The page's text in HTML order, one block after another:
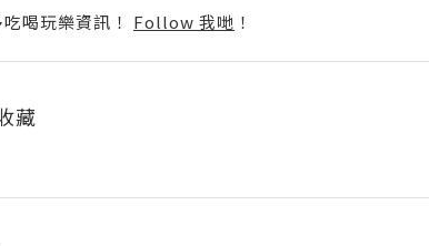
喝玩樂資訊！ Follow 我哋 ！
藏